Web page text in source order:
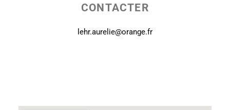
CONTACTER
lehr.aurelie@orange.fr